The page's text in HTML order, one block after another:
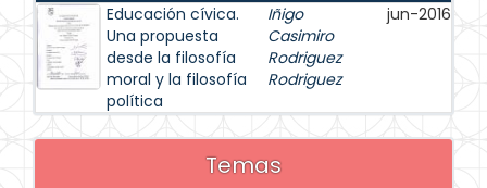
Educación cívica.
Una propuesta
desde la filosofía
moral y la filosofía
política
Iñigo
Casimiro
Rodriguez
Rodriguez
jun-2016
Temas